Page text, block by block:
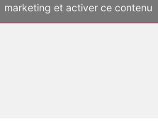
marketing et activer ce contenu